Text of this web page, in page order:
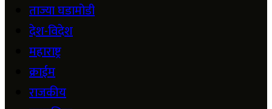
ताज्या घडामोडी
देश-विदेश
महाराष्ट्र
क्राईम
राजकीय